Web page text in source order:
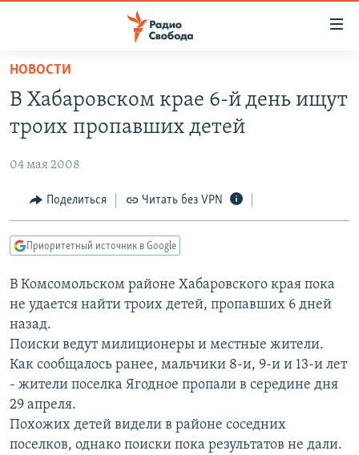
упрощенного
доступа
основному
Вернутся
главной
навигации
Вернутся
поиску
ПРОГРАММЫ
ПОДКАСТЫ
АВТОРСКИЕ ПРОЕКТЫ
ЦИТАТЫ СВОБОДЫ
МНЕНИЯ
IDEL.РЕАЛИИ
КАВКАЗ.РЕАЛИИ
СЕВЕР.РЕАЛИИ
СИБИРЬ.РЕАЛИИ
РАСПИСАНИЕ ВЕЩАНИЯ
ПОДПИШИТЕСЬ НА РАССЫЛКУ
СОЦИАЛЬНЫЕ СЕТИ
НОВОСТИ
В Хабаровском крае 6-й день ищут
троих пропавших детей
04 мая 2008
Поделиться Читать без VPN
Приоритетный источник в Google
В Комсомольском районе Хабаровского края пока
не удается найти троих детей, пропавших 6 дней
назад.
Поиски ведут милиционеры и местные жители.
Как сообщалось ранее, мальчики 8-и, 9-и и 13-и лет
- жители поселка Ягодное пропали в середине дня
29 апреля.
Похожих детей видели в районе соседних
поселков, однако поиски пока результатов не дали.